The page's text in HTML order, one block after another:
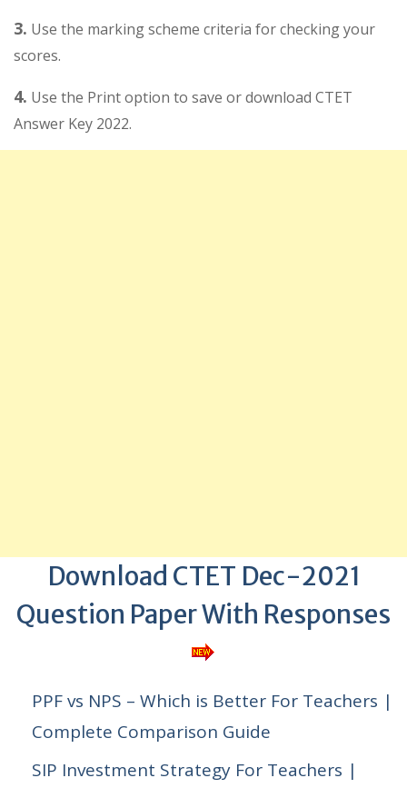
3. Use the marking scheme criteria for checking your
scores.
4. Use the Print option to save or download CTET
Answer Key 2022.
Download CTET Dec-2021
Question Paper With Responses
PPF vs NPS – Which is Better For Teachers |
Complete Comparison Guide
SIP Investment Strategy For Teachers |